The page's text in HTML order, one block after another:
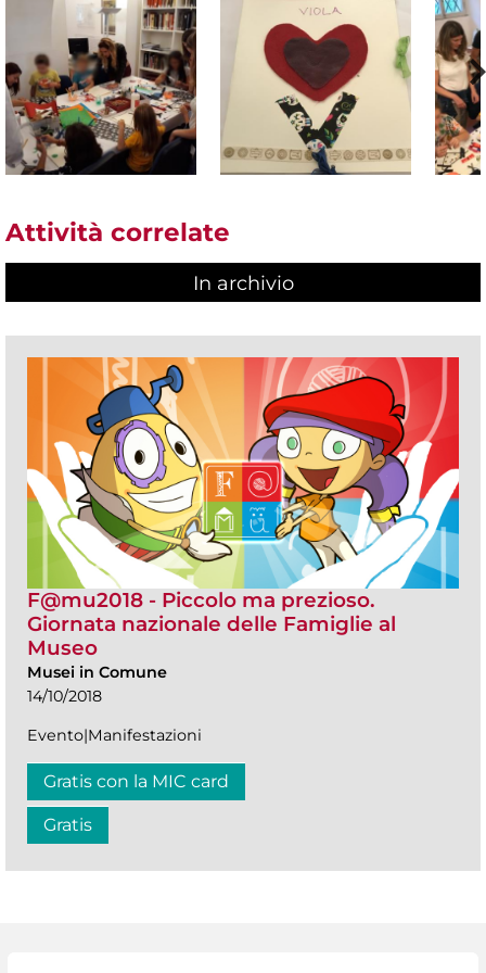
Attività correlate
In archivio
F@mu2018 - Piccolo ma prezioso.
Giornata nazionale delle Famiglie al
Museo
Musei in Comune
14/10/2018
Evento|Manifestazioni
Gratis con la MIC card
Gratis